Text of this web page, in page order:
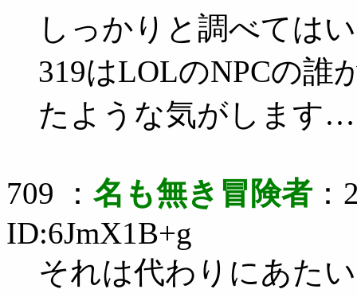
しっかりと調べては
319はLOLのNPCの誰
たような気がします
709 ： 名も無き冒険者
ID:6JmX1B+g
それは代わりにあた